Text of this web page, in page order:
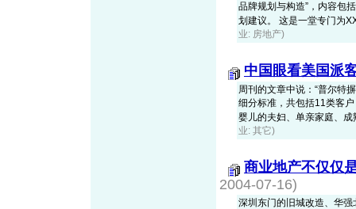
品牌规划与构造”，内容包
划建议。 这是一堂专门为
业: 房地产)
中国眼看美国派
周刊的文章中说：“普尔特
细分标准，共包括11类客
婴儿的夫妇、单亲家庭、
业: 其它)
商业地产不仅仅
2004-07-16)
深圳东门的旧城改造、华